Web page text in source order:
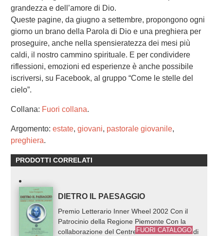
grandezza e dell’amore di Dio.
Queste pagine, da giugno a settembre, propongono ogni
giorno un brano della Parola di Dio e una preghiera per
proseguire, anche nella spensieratezza dei mesi più
caldi, il nostro cammino spirituale. E per condividere
riflessioni, emozioni ed esperienze è anche possibile
iscriversi, su Facebook, al gruppo “Come le stelle del
cielo”.
Collana: Fuori collana.
Argomento: estate, giovani, pastorale giovanile,
preghiera.
PRODOTTI CORRELATI
DIETRO IL PAESAGGIO
Premio Letterario Inner Wheel 2002 Con il
Patrocinio della Regione Piemonte Con la
collaborazione del Centre Culturel Francais di
FUORI CATALOGO